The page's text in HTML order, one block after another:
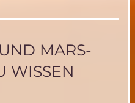
MARS-
WISSEN